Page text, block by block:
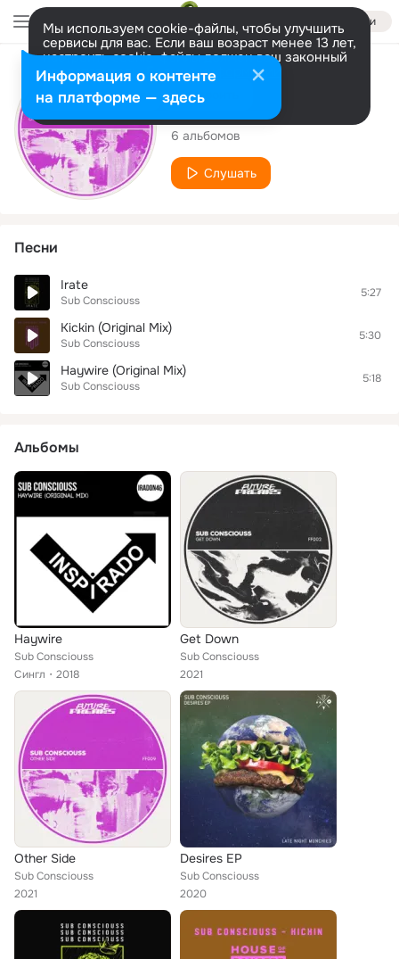
Войти
Мы используем cookie-файлы, чтобы улучшить
сервисы для вас. Если ваш возраст менее 13 лет,
настроить cookie-файлы должен ваш законный
представитель. Больше информации
Разрешить все Настроить
Исполнитель
Sub Consciouss
6 альбомов
Слушать
Песни
Irate
Sub Consciouss
5:27
Kickin (Original Mix)
Sub Consciouss
5:30
Haywire (Original Mix)
Sub Consciouss
5:18
Альбомы
Haywire
Sub Consciouss
Сингл
2018
Get Down
Sub Consciouss
2021
Other Side
Sub Consciouss
2021
Desires EP
Sub Consciouss
2020
Информация о контенте
на платформе — здесь